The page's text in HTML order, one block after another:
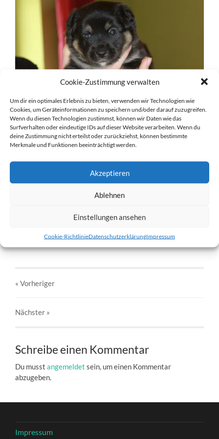
Cookie-Zustimmung verwalten
Um dir ein optimales Erlebnis zu bieten, verwenden wir Technologien wie
Cookies, um Geräteinformationen zu speichern und/oder darauf zuzugreifen.
Wenn du diesen Technologien zustimmst, können wir Daten wie das
Surfverhalten oder eindeutige IDs auf dieser Website verarbeiten. Wenn du
deine Zustimmung nicht erteilst oder zurückziehst, können bestimmte
Merkmale und Funktionen beeinträchtigt werden.
Akzeptieren
Ablehnen
Einstellungen ansehen
Cookie-RichtlinieDatenschutzerklärungImpressum
« Vorheriger
Nächster »
Schreibe einen Kommentar
Du musstangemeldet sein, um einen Kommentar
abzugeben.
Impressum